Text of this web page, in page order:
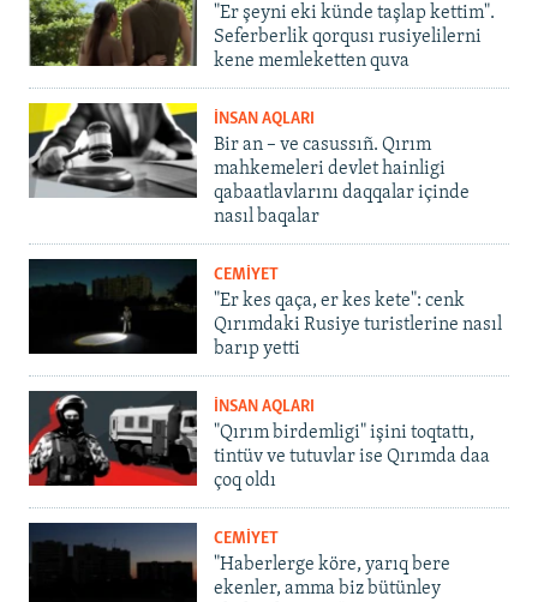
"Er şeyni eki künde taşlap kettim".
Seferberlik qorqusı rusiyelilerni
kene memleketten quva
İNSAN AQLARI
Bir an – ve casussıñ. Qırım
mahkemeleri devlet hainligi
qabaatlavlarını daqqalar içinde
nasıl baqalar
CEMİYET
"Er kes qaça, er kes kete": cenk
Qırımdaki Rusiye turistlerine nasıl
barıp yetti
İNSAN AQLARI
"Qırım birdemligi" işini toqtattı,
tintüv ve tutuvlar ise Qırımda daa
çoq oldı
CEMİYET
"Haberlerge köre, yarıq bere
ekenler, amma biz bütünley